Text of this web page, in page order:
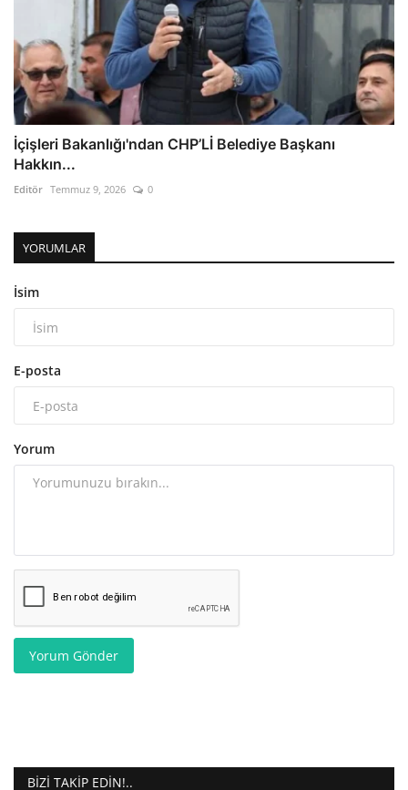
İçişleri Bakanlığı'ndan CHP’Lİ Belediye Başkanı
Hakkın...
Editör Temmuz 9, 2026 0
YORUMLAR
İsim
E-posta
Yorum
Yorum Gönder
BIZI TAKIP EDIN!..